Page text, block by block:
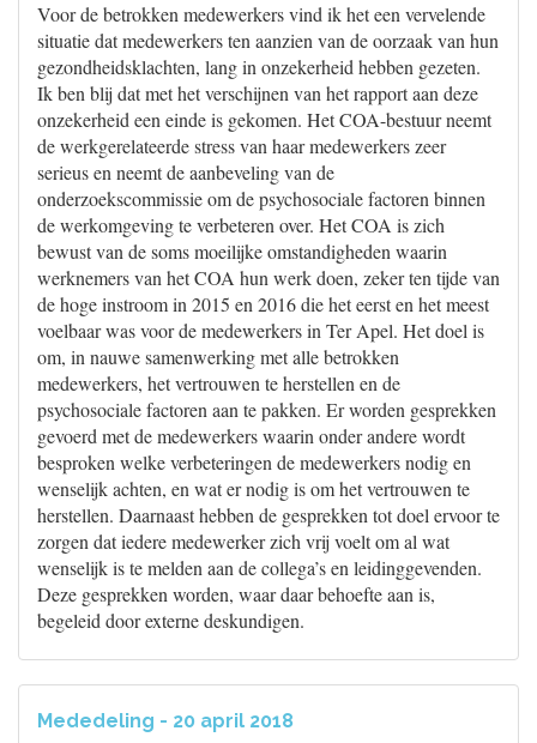
Voor de betrokken medewerkers vind ik het een vervelende
situatie dat medewerkers ten aanzien van de oorzaak van hun
gezondheidsklachten, lang in onzekerheid hebben gezeten.
Ik ben blij dat met het verschijnen van het rapport aan deze
onzekerheid een einde is gekomen. Het COA-bestuur neemt
de werkgerelateerde stress van haar medewerkers zeer
serieus en neemt de aanbeveling van de
onderzoekscommissie om de psychosociale factoren binnen
de werkomgeving te verbeteren over. Het COA is zich
bewust van de soms moeilijke omstandigheden waarin
werknemers van het COA hun werk doen, zeker ten tijde van
de hoge instroom in 2015 en 2016 die het eerst en het meest
voelbaar was voor de medewerkers in Ter Apel. Het doel is
om, in nauwe samenwerking met alle betrokken
medewerkers, het vertrouwen te herstellen en de
psychosociale factoren aan te pakken. Er worden gesprekken
gevoerd met de medewerkers waarin onder andere wordt
besproken welke verbeteringen de medewerkers nodig en
wenselijk achten, en wat er nodig is om het vertrouwen te
herstellen. Daarnaast hebben de gesprekken tot doel ervoor te
zorgen dat iedere medewerker zich vrij voelt om al wat
wenselijk is te melden aan de collega’s en leidinggevenden.
Deze gesprekken worden, waar daar behoefte aan is,
begeleid door externe deskundigen.
Mededeling - 20 april 2018